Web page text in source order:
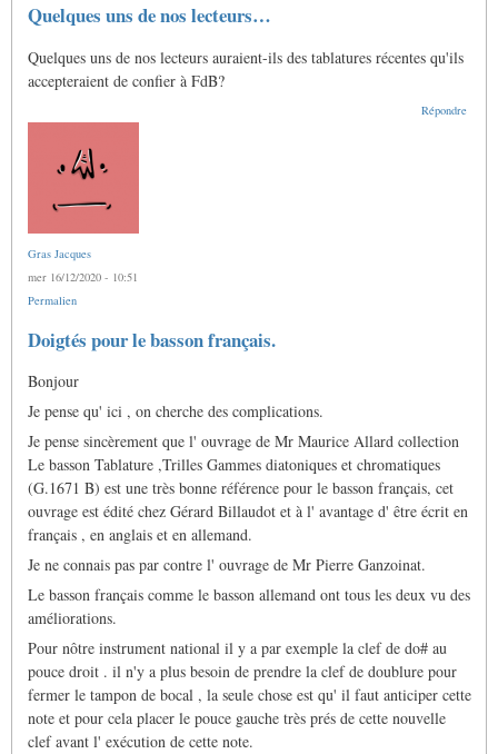
Quelques uns de nos lecteurs…
Quelques uns de nos lecteurs auraient-ils des tablatures récentes qu'ils
accepteraient de confier à FdB?
Répondre
Gras Jacques
mer 16/12/2020 - 10:51
Permalien
Doigtés pour le basson français.
Bonjour
Je pense qu' ici , on cherche des complications.
Je pense sincèrement que l' ouvrage de Mr Maurice Allard collection
Le basson Tablature ,Trilles Gammes diatoniques et chromatiques
(G.1671 B) est une très bonne référence pour le basson français, cet
ouvrage est édité chez Gérard Billaudot et à l' avantage d' être écrit en
français , en anglais et en allemand.
Je ne connais pas par contre l' ouvrage de Mr Pierre Ganzoinat.
Le basson français comme le basson allemand ont tous les deux vu des
améliorations.
Pour nôtre instrument national il y a par exemple la clef de do# au
pouce droit . il n'y a plus besoin de prendre la clef de doublure pour
fermer le tampon de bocal , la seule chose est qu' il faut anticiper cette
note et pour cela placer le pouce gauche très prés de cette nouvelle
clef avant l' exécution de cette note.